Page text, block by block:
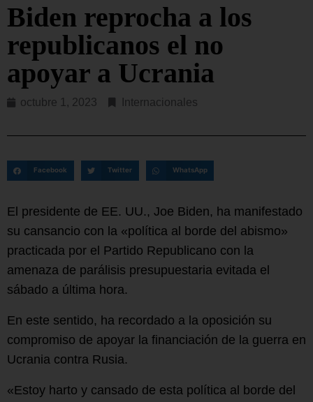
Biden reprocha a los
republicanos el no
apoyar a Ucrania
octubre 1, 2023 Internacionales
Facebook Twitter WhatsApp
El presidente de EE. UU., Joe Biden, ha manifestado
su cansancio con la «política al borde del abismo»
practicada por el Partido Republicano con la
amenaza de parálisis presupuestaria evitada el
sábado a última hora.
En este sentido, ha recordado a la oposición su
compromiso de apoyar la financiación de la guerra en
Ucrania contra Rusia.
«Estoy harto y cansado de esta política al borde del